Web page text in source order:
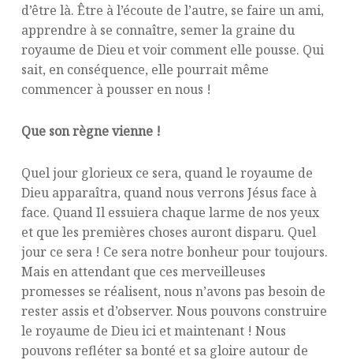
d’être là. Être à l’écoute de l’autre, se faire un ami,
apprendre à se connaître, semer la graine du
royaume de Dieu et voir comment elle pousse. Qui
sait, en conséquence, elle pourrait même
commencer à pousser en nous !
Que son règne vienne !
Quel jour glorieux ce sera, quand le royaume de
Dieu apparaîtra, quand nous verrons Jésus face à
face. Quand Il essuiera chaque larme de nos yeux
et que les premières choses auront disparu. Quel
jour ce sera ! Ce sera notre bonheur pour toujours.
Mais en attendant que ces merveilleuses
promesses se réalisent, nous n’avons pas besoin de
rester assis et d’observer. Nous pouvons construire
le royaume de Dieu ici et maintenant ! Nous
pouvons refléter sa bonté et sa gloire autour de